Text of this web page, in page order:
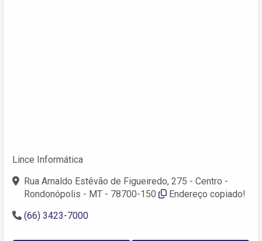
Lince Informática
Rua Arnaldo Estêvão de Figueiredo, 275 - Centro -
Rondonópolis - MT - 78700-150
Endereço copiado!
(66) 3423-7000